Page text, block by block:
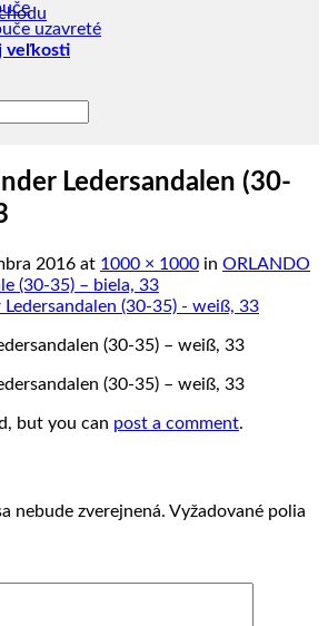
uzavreté
veľkosti
Ledersandalen (30-
2016 at 1000 × 1000 in ORLANDO
(30-35) – biela, 33
(30-35) – weiß, 33
(30-35) – weiß, 33
but you can post a comment.
nebude zverejnená. Vyžadované polia